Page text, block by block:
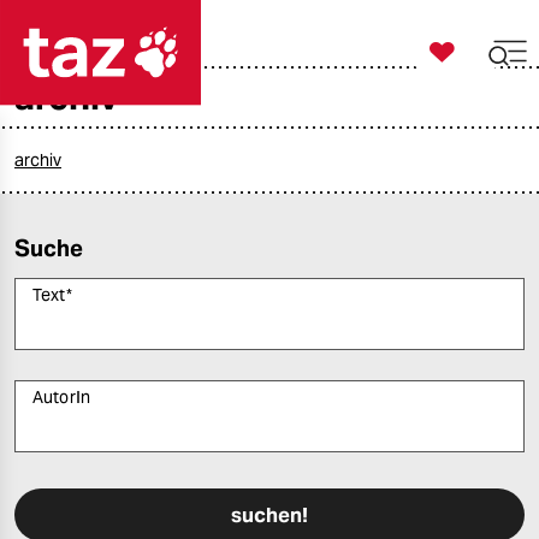
politik
gesellschaft
sport

taz zahl ich
archiv
archiv
Suche
Text*
AutorIn